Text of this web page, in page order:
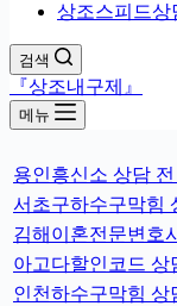
상조스피드상
검색
『상조내구제』
메뉴
용인흥신소 상담
서초구하수구막힘
김해이혼전문변호
아고다할인코드 상
인천하수구막힘 상